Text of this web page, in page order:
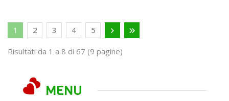
1 2 3 4 5
Risultati da 1 a 8 di 67 (9 pagine)
MENU